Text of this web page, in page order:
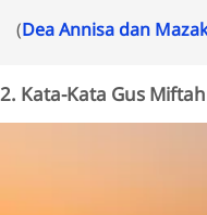
(Dea Annisa dan
2. Kata-Kata Gus